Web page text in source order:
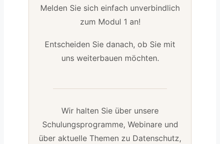
Melden Sie sich einfach unverbindlich
zum Modul 1 an!
Entscheiden Sie danach, ob Sie mit
uns weiterbauen möchten.
Wir halten Sie über unsere
Schulungsprogramme, Webinare und
über aktuelle Themen zu Datenschutz,